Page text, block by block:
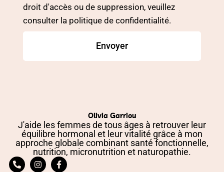
droit d'accès ou de suppression, veuillez
consulter la politique de confidentialité.
Envoyer
Olivia Garriou
J'aide les femmes de tous âges à retrouver leur
équilibre hormonal et leur vitalité grâce à mon
approche globale combinant santé fonctionnelle,
nutrition, micronutrition et naturopathie.